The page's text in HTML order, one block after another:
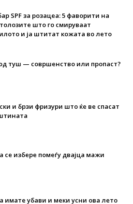
SPF за розацеа: 5 фаворити на
што го смируваат
и ја штитат кожата во лето
туш — совршенство или пропаст?
и брзи фризури што ќе ве спасат
се избере помеѓу двајца мажи
имате убави и меки усни ова лето